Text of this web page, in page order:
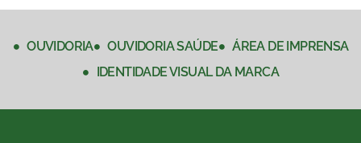
OUVIDORIA OUVIDORIA SAÚDE
ÁREA DE IMPRENSA
IDENTIDADE VISUAL DA MARCA